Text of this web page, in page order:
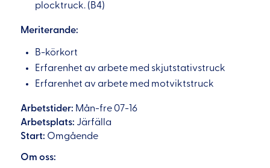
plocktruck. (B4)
Meriterande:
B-körkort
Erfarenhet av arbete med skjutstativstruck
Erfarenhet av arbete med motviktstruck
Arbetstider: Mån-fre 07-16
Arbetsplats: Järfälla
Start: Omgående
Om oss: